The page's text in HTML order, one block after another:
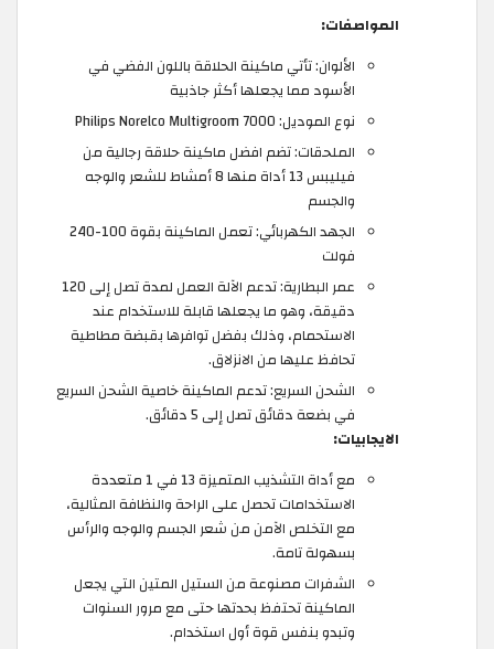
المواصفات:
الألوان: تأتي ماكينة الحلاقة باللون الفضي في
الأسود مما يجعلها أكثر جاذبية
نوع الموديل: Philips Norelco Multigroom 7000
الملحقات: تضم افضل ماكينة حلاقة رجالية من
فيليبس 13 أداة منها 8 أمشاط للشعر والوجه
والجسم
الجهد الكهربائي: تعمل الماكينة بقوة 100-240
فولت
عمر البطارية: تدعم الآلة العمل لمدة تصل إلى 120
دقيقة، وهو ما يجعلها قابلة للاستخدام عند
الاستحمام، وذلك بفضل توافرها بقبضة مطاطية
تحافظ عليها من الانزلاق.
الشحن السريع: تدعم الماكينة خاصية الشحن السريع
في بضعة دقائق تصل إلى 5 دقائق.
الايجابيات:
مع أداة التشذيب المتميزة 13 في 1 متعددة
الاستخدامات تحصل على الراحة والنظافة المثالية،
مع التخلص الآمن من شعر الجسم والوجه والرأس
بسهولة تامة.
الشفرات مصنوعة من الستيل المتين التي يجعل
الماكينة تحتفظ بحدتها حتى مع مرور السنوات
وتبدو بنفس قوة أول استخدام.